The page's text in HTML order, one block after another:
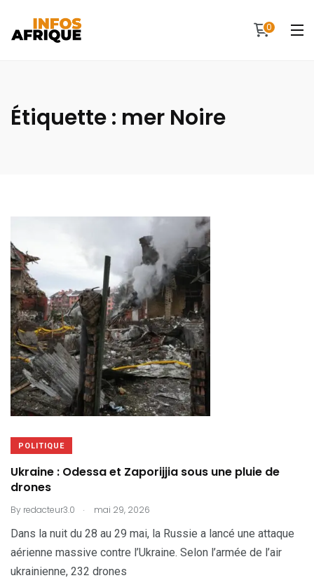
0
Étiquette : mer Noire
POLITIQUE
Ukraine : Odessa et Zaporijjia sous une pluie de
drones
By redacteur3.0 . mai 29, 2026
Dans la nuit du 28 au 29 mai, la Russie a lancé une attaque
aérienne massive contre l’Ukraine. Selon l’armée de l’air
ukrainienne, 232 drones